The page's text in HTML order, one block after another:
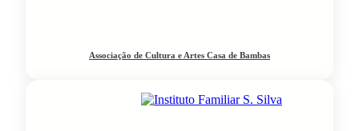
Associação de Cultura e Artes Casa de Bambas